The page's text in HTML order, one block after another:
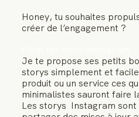
Honey, tu souhaites
créer de l’engagement ?
Je te propose ses petits
storys simplement et
produit ou un service ces
minimalistes sauront faire
Les storys Instagram sont